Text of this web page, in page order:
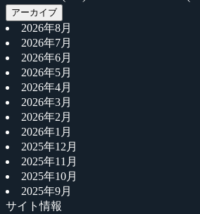
アーカイブ
2026年8月
2026年7月
2026年6月
2026年5月
2026年4月
2026年3月
2026年2月
2026年1月
2025年12月
2025年11月
2025年10月
2025年9月
サイト情報